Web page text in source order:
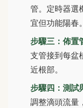
管。定時器選
宜但功能陽春。
步驟三：佈置
支管接到每盆
近根部。
步驟四：測試
調整滴頭流量